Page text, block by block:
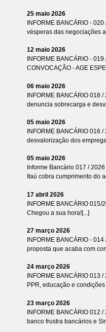
25 maio 2026
INFORME BANCÁRIO -
vésperas das negociações
12 maio 2026
INFORME BANCÁRIO -
CONVOCAÇÃO - AGE
06 maio 2026
INFORME BANCÁRIO 018
denuncia sobrecarga e
05 maio 2026
INFORME BANCÁRIO 016
desvalorização dos
05 maio 2026
Informe Bancário 017 /
Itaú cobra cumprimento do
17 abril 2026
INFORME BANCÁRIO 015/
Chegou a sua hora![...]
27 março 2026
INFORME BANCÁRIO -
proposta que acaba com
24 março 2026
INFORME BANCÁRIO 013
PPR, educação e
23 março 2026
INFORME BANCÁRIO 012
banco frustra bancários e